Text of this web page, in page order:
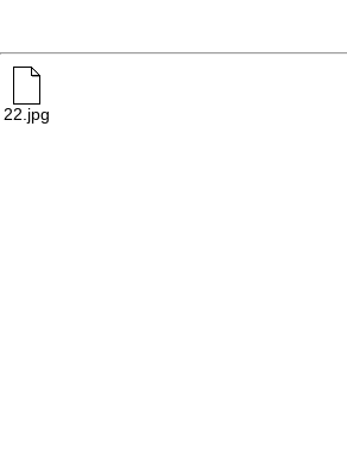
22.jpg